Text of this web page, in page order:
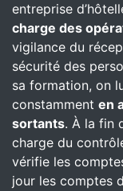
entreprise
charge des
vigilance du
sécurité des
sa formation, on
constamment en
sortants. À la fin
charge du
vérifie les
jour les comptes